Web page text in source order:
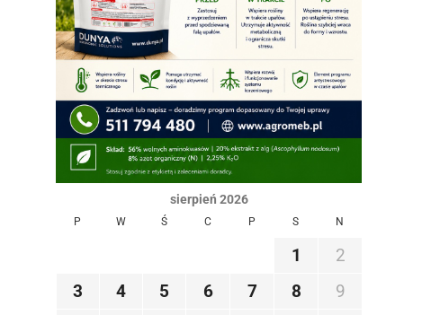
sierpień 2026
P W Ś C P S N
1
2
3
4 5 6 7 8
9